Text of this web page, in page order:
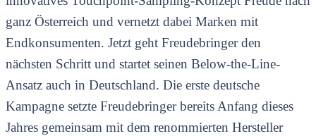
ganz Österreich und vernetzt dabei Marken mit
Endkonsumenten. Jetzt geht Freudebringer den
nächsten Schritt und startet seinen Below-the-Line-
Ansatz auch in Deutschland. Die erste deutsche
Kampagne setzte Freudebringer bereits Anfang dieses
Jahres gemeinsam mit dem renommierten Hersteller